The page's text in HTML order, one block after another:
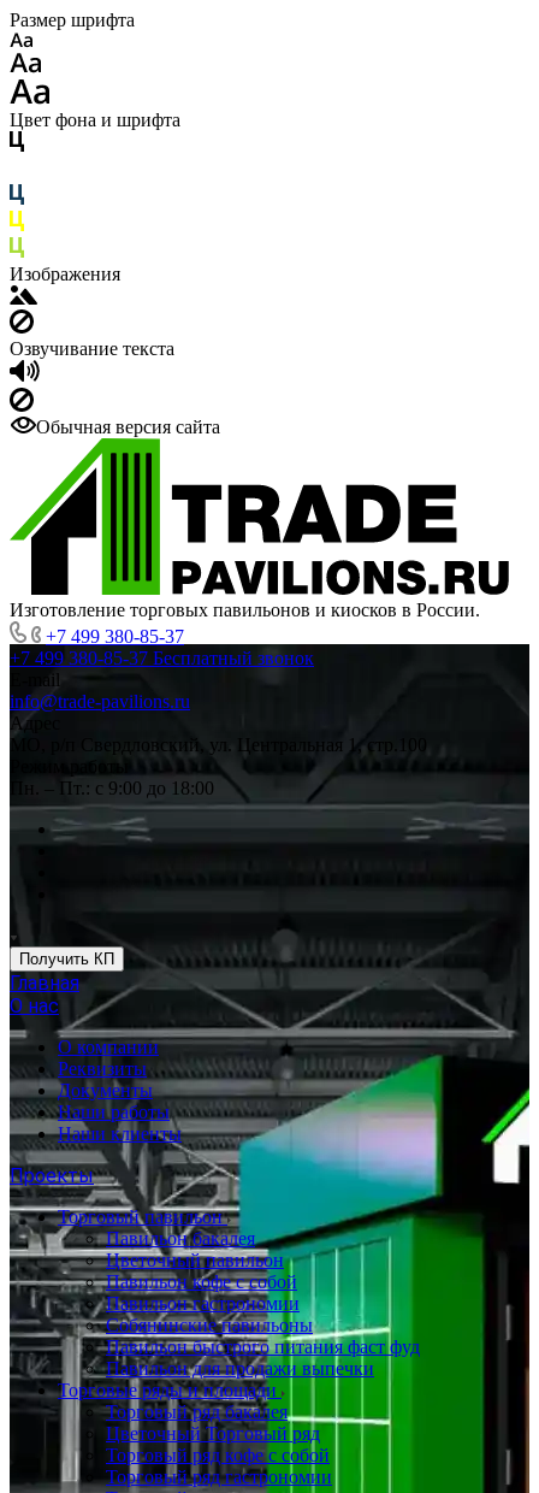
Размер шрифта
Цвет фона и шрифта
Изображения
Озвучивание текста
Обычная версия сайта
Изготовление торговых павильонов и киосков в России.
+7 499 380-85-37
+7 499 380-85-37 Бесплатный звонок
E-mail
info@trade-pavilions.ru
Адрес
МО, р/п Свердловский, ул. Центральная 1, стр.100
Режим работы
Пн. – Пт.: с 9:00 до 18:00
Получить КП
Главная
О нас
О компании
Реквизиты
Документы
Наши работы
Наши клиенты
Проекты
Торговый павильон
Павильон бакалея
Цветочный павильон
Павильон кофе с собой
Павильон гастрономии
Собянинские павильоны
Павильон быстрого питания фаст фуд
Павильон для продажи выпечки
Торговые ряды и площади
Торговый ряд бакалея
Цветочный Торговый ряд
Торговый ряд кофе с собой
Торговый ряд гастрономии